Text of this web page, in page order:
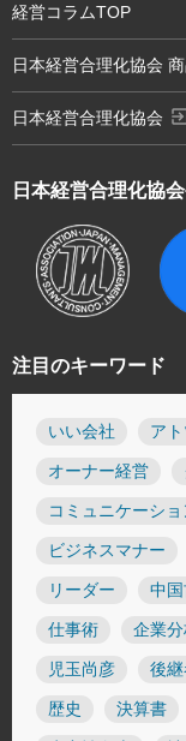
注目のキーワード
いい会社 ア
オーナー経営
コミュニケーショ
ビジネスマナー
リーダー 中
仕事術 企業
児玉尚彦 後
歴史 決算書
日本経営合理化協会
経営コラムTOP
日本経営合理化協会
日本経営合理化協会 exit_to_app